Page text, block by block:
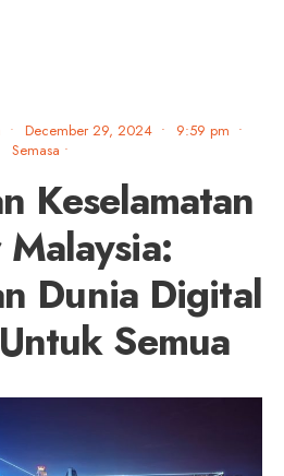
• December 29, 2024 • 9:59 pm •
Semasa •
Keselamatan
Dunia Digital
Semua